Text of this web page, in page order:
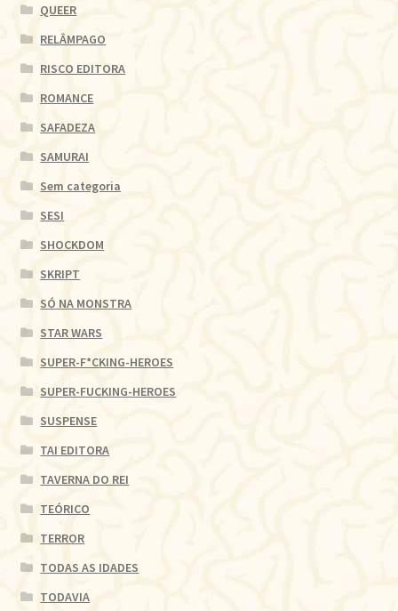
QUEER
RELÂMPAGO
RISCO EDITORA
ROMANCE
SAFADEZA
SAMURAI
Sem categoria
SESI
SHOCKDOM
SKRIPT
SÓ NA MONSTRA
STAR WARS
SUPER-F*CKING-HEROES
SUPER-FUCKING-HEROES
SUSPENSE
TAI EDITORA
TAVERNA DO REI
TEÓRICO
TERROR
TODAS AS IDADES
TODAVIA